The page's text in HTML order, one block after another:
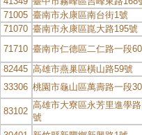
71005 臺南市永康區南台街1號
71070 臺南市永康區崑大路195號
71710 臺南市仁德區二仁路一段
82445 高雄市燕巢區橫山路59號
33306 桃園市龜山區萬壽路一段
83102
高雄市大寮區永芳里進學
號